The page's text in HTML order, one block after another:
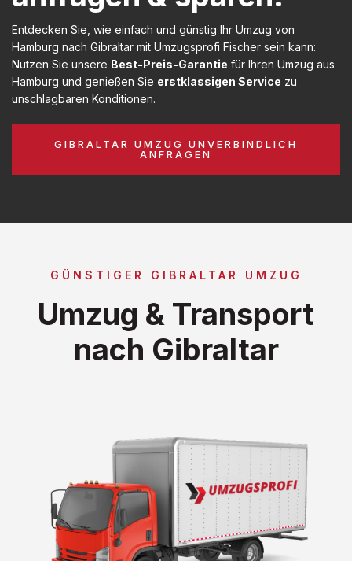
Entdecken Sie, wie einfach und günstig Ihr Umzug von
Hamburg nach Gibraltar mit Umzugsprofi Fischer sein kann:
Nutzen Sie unsere Best-Preis-Garantie für Ihren Umzug aus
Hamburg und genießen Sie erstklassigen Service zu
unschlagbaren Konditionen.
GIBRALTAR UMZUG UNVERBINDLICH
ANFRAGEN
GÜNSTIGER GIBRALTAR UMZUG
Umzug & Transport
nach Gibraltar